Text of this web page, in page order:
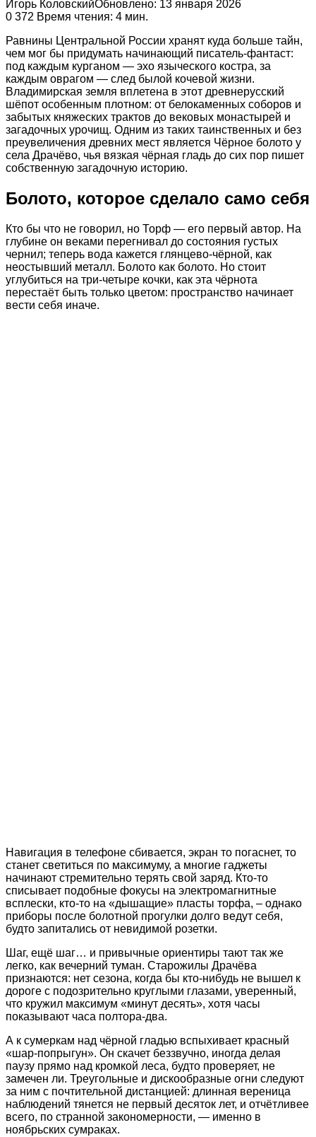
Игорь КоловскийОбновлено: 13 января 2026
0 372 Время чтения: 4 мин.
Равнины Центральной России хранят куда больше тайн,
чем мог бы придумать начинающий писатель-фантаст:
под каждым курганом — эхо языческого костра, за
каждым оврагом — след былой кочевой жизни.
Владимирская земля вплетена в этот древнерусский
шёпот особенным плотном: от белокаменных соборов и
забытых княжеских трактов до вековых монастырей и
загадочных урочищ. Одним из таких таинственных и без
преувеличения древних мест является Чёрное болото у
села Драчёво, чья вязкая чёрная гладь до сих пор пишет
собственную загадочную историю.
Болото, которое сделало само себя
Кто бы что не говорил, но Торф — его первый автор. На
глубине он веками перегнивал до состояния густых
чернил; теперь вода кажется глянцево-чёрной, как
неостывший металл. Болото как болото. Но стоит
углубиться на три-четыре кочки, как эта чёрнота
перестаёт быть только цветом: пространство начинает
вести себя иначе.
Навигация в телефоне сбивается, экран то погаснет, то
станет светиться по максимуму, а многие гаджеты
начинают стремительно терять свой заряд. Кто-то
списывает подобные фокусы на электромагнитные
всплески, кто-то на «дышащие» пласты торфа, ‒ однако
приборы после болотной прогулки долго ведут себя,
будто запитались от невидимой розетки.
Шаг, ещё шаг… и привычные ориентиры тают так же
легко, как вечерний туман. Старожилы Драчёва
признаются: нет сезона, когда бы кто-нибудь не вышел к
дороге с подозрительно круглыми глазами, уверенный,
что кружил максимум «минут десять», хотя часы
показывают часа полтора-два.
А к сумеркам над чёрной гладью вспыхивает красный
«шар-попрыгун». Он скачет беззвучно, иногда делая
паузу прямо над кромкой леса, будто проверяет, не
замечен ли. Треугольные и дискообразные огни следуют
за ним с почтительной дистанцией: длинная вереница
наблюдений тянется не первый десяток лет, и отчётливее
всего, по странной закономерности, — именно в
ноябрьских сумраках.